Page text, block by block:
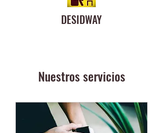
DESIDWAY
Nuestros servicios